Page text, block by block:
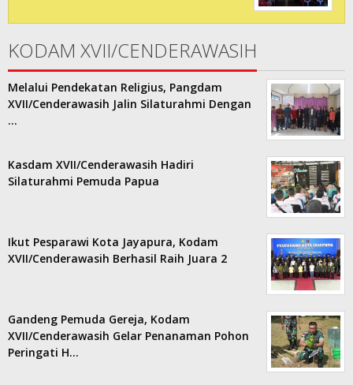
KODAM XVII/CENDERAWASIH
Melalui Pendekatan Religius, Pangdam
XVII/Cenderawasih Jalin Silaturahmi Dengan
…
Kasdam XVII/Cenderawasih Hadiri
Silaturahmi Pemuda Papua
Ikut Pesparawi Kota Jayapura, Kodam
XVII/Cenderawasih Berhasil Raih Juara 2
Gandeng Pemuda Gereja, Kodam
XVII/Cenderawasih Gelar Penanaman Pohon
Peringati H…